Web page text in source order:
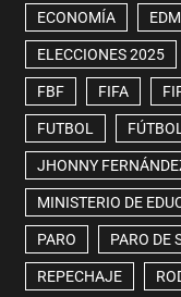
ECONOMÍA
ELECCIONES 2025
FBF FIFA
FUTBOL FÚTBOL
JHONNY
MINISTERIO DE
PARO PARO DE
REPECHAJE